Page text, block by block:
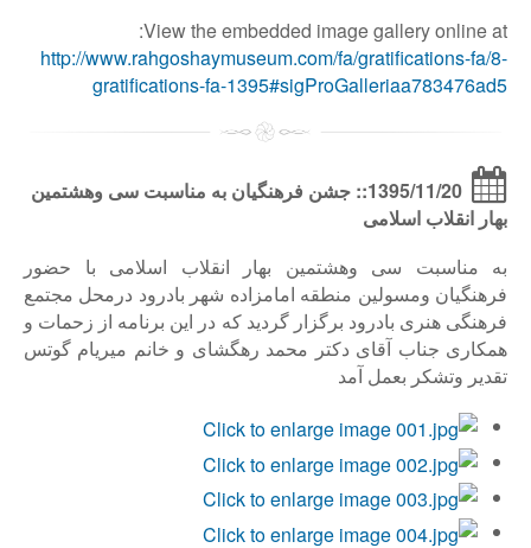
View the embedded image gallery online at:
http://www.rahgoshaymuseum.com/fa/gratifications-fa/8-
gratifications-fa-1395#sigProGalleriaa783476ad5
1395/11/20:: جشن فرهنگیان به مناسبت سی وهشتمین
بهار انقلاب اسلامی
به مناسبت سی وهشتمین بهار انقلاب اسلامی با حضور
فرهنگیان ومسولین منطقه امامزاده شهر بادرود درمحل مجتمع
فرهنگی هنری بادرود برگزار گردید که در این برنامه از زحمات و
همکاری جناب آقای دکتر محمد رهگشای و خانم میریام گوتس
تقدیر وتشکر بعمل آمد